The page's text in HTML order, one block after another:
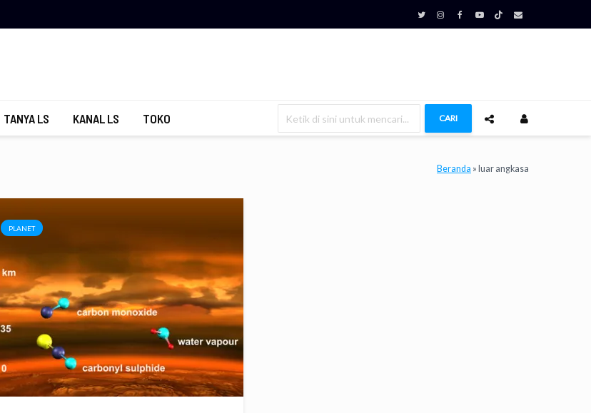
TANYA LS KANAL LS TOKO CARI
Beranda » luar angkasa
PLANET